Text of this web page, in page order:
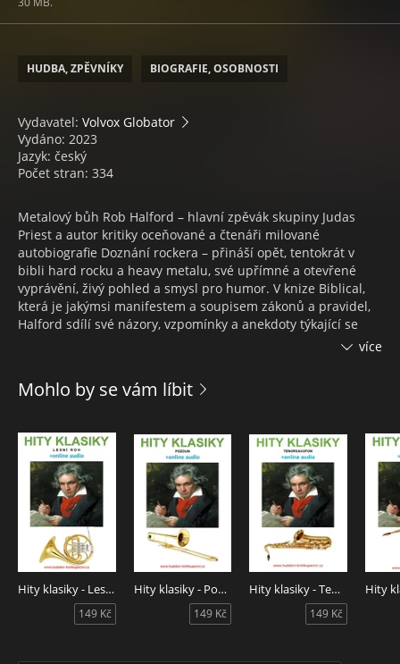
HUDBA, ZPĚVNÍKY BIOGRAFIE, OSOBNOSTI
Vydavatel: Volvox Globator
Vydáno: 2023
Jazyk: český
Počet stran: 334
Metalový bůh Rob Halford – hlavní zpěvák skupiny Judas
Priest a autor kritiky oceňované a čtenáři milované
autobiografie Doznání rockera – přináší opět, tentokrát v
bibli hard rocku a heavy metalu, své upřímné a otevřené
vyprávění, živý pohled a smysl pro humor. V knize Biblical,
která je jakýmsi manifestem a soupisem zákonů a pravidel,
Halford sdílí své názory, vzpomínky a anekdoty týkající se
všech aspektů rokenrolového hraní a životního stylu, od
se v této „Knize zjevení" mísí vážné a hluboké kousky s
osvojil za padesát let svého hudebního života. Biblical je
metalové svaté písmo, které fanoušky všemohoucími
rockovými cestami převede do zákulisí a pak zpátky k jejich
sbírkám nahrávek.
více
Mohlo by se vám líbit
Hity klasiky - Lesní roh (+online audio)
149 Kč
Hity klasiky - Pozoun (+online audio)
149 Kč
Hity klasiky - Tenorsaxofon (+online audio)
149 Kč